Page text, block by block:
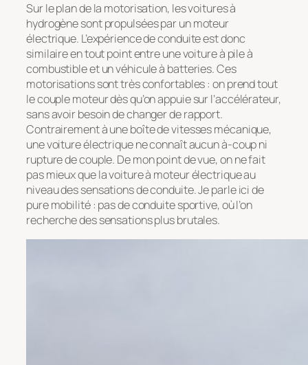
Sur le plan de la motorisation, les voitures à
hydrogène sont propulsées par un moteur
électrique. L’expérience de conduite est donc
similaire en tout point entre une voiture à pile à
combustible et un véhicule à batteries. Ces
motorisations sont très confortables : on prend tout
le couple moteur dès qu’on appuie sur l’accélérateur,
sans avoir besoin de changer de rapport.
Contrairement à une boîte de vitesses mécanique,
une voiture électrique ne connaît aucun à-coup ni
rupture de couple. De mon point de vue, on ne fait
pas mieux que la voiture à moteur électrique au
niveau des sensations de conduite. Je parle ici de
pure mobilité : pas de conduite sportive, où l’on
recherche des sensations plus brutales.